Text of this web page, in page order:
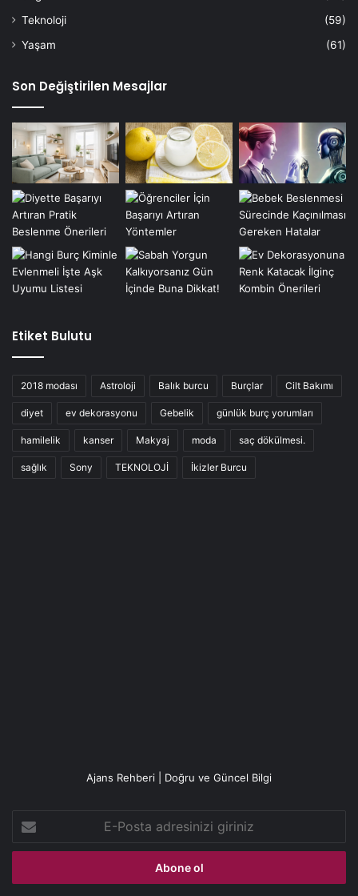
Teknoloji
(59)
Yaşam
(61)
Son Değiştirilen Mesajlar
Etiket Bulutu
2018 modası Astroloji Balık burcu Burçlar Cilt Bakımı
diyet ev dekorasyonu Gebelik günlük burç yorumları
hamilelik kanser Makyaj moda saç dökülmesi.
sağlık Sony TEKNOLOJİ İkizler Burcu
Ajans Rehberi | Doğru ve Güncel Bilgi
Posta
adresinizi